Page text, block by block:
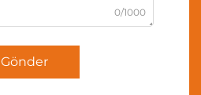
0/1000
Gönder